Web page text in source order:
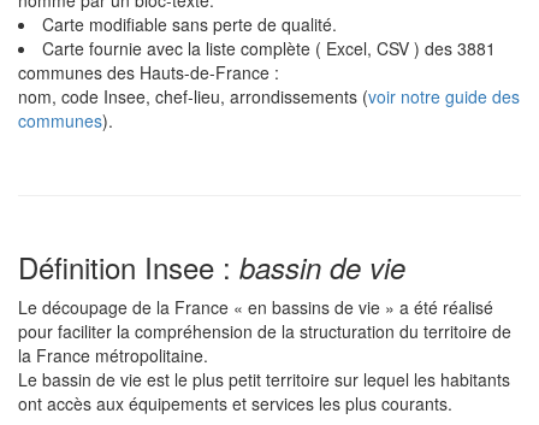
Carte modifiable sans perte de qualité.
Carte fournie avec la liste complète ( Excel, CSV ) des 3881
communes des Hauts-de-France :
nom, code Insee, chef-lieu, arrondissements (voir notre guide des
communes).
Définition Insee : bassin de vie
Le découpage de la France « en bassins de vie » a été réalisé
pour faciliter la compréhension de la structuration du territoire de
la France métropolitaine.
Le bassin de vie est le plus petit territoire sur lequel les habitants
ont accès aux équipements et services les plus courants.